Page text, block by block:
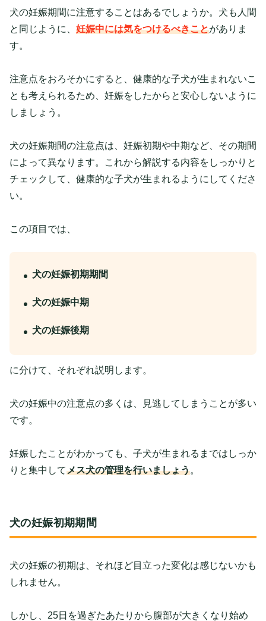
犬の妊娠期間に注意することはあるでしょうか。犬も人間
と同じように、 妊娠中には気をつけるべきことがありま
す。
注意点をおろそかにすると、健康的な子犬が生まれないこ
とも考えられるため、妊娠をしたからと安心しないように
しましょう。
犬の妊娠期間の注意点は、妊娠初期や中期など、その期間
によって異なります。これから解説する内容をしっかりと
チェックして、健康的な子犬が生まれるようにしてくださ
い。
この項目では、
犬の妊娠初期期間
犬の妊娠中期
犬の妊娠後期
に分けて、それぞれ説明します。
犬の妊娠中の注意点の多くは、見逃してしまうことが多い
です。
妊娠したことがわかっても、子犬が生まれるまではしっか
りと集中してメス犬の管理を行いましょう。
犬の妊娠初期期間
犬の妊娠の初期は、それほど目立った変化は感じないかも
しれません。
しかし、25日を過ぎたあたりから腹部が大きくなり始め